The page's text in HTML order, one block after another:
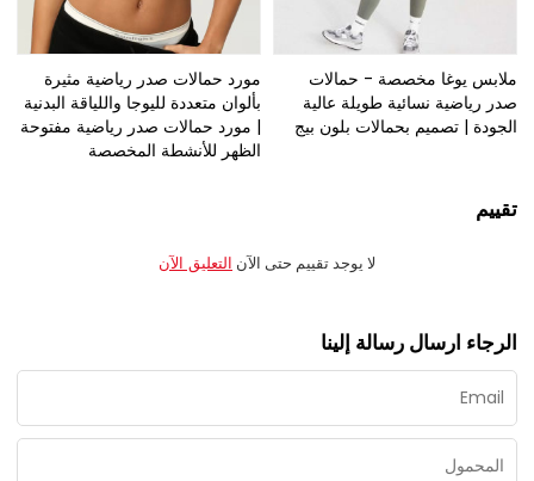
ملابس يوغا مخصصة - حمالات
صدر رياضية نسائية طويلة عالية
الجودة | تصميم بحمالات بلون بيج
مورد حمالات صدر رياضية مثيرة
بألوان متعددة لليوجا واللياقة البدنية
| مورد حمالات صدر رياضية مفتوحة
الظهر للأنشطة المخصصة
تقييم
لا يوجد تقييم حتى الآن التعليق الآن
الرجاء ارسال رسالة إلينا